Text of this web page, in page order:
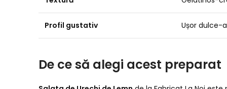
Profil gustativ Ușor dulce-
De ce să alegi acest preparat